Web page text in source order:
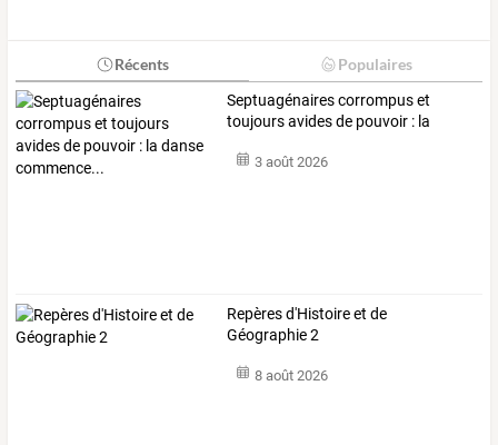
Récents Populaires
Septuagénairescorrompuset
toujoursavidesde pouvoir : la
3 août 2026
Repères d'Histoire et de
Géographie 2
8 août 2026